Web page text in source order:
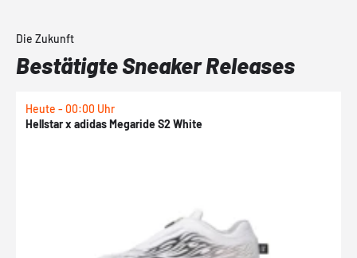
Die Zukunft
Bestätigte Sneaker Releases
Heute - 00:00 Uhr
Hellstar x adidas Megaride S2 White